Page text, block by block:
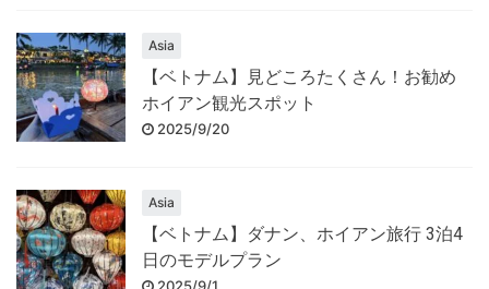
Asia
【ベトナム】見どころたくさん！お勧め
ホイアン観光スポット
2025/9/20
Asia
【ベトナム】ダナン、ホイアン旅行 3泊4
日のモデルプラン